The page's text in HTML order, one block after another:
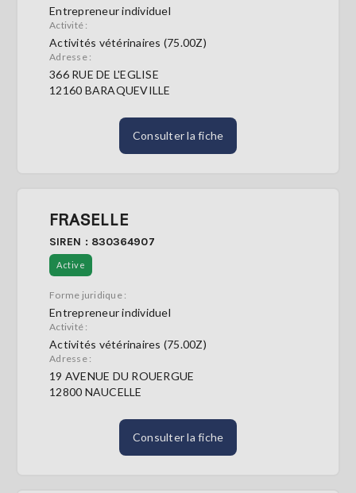
Entrepreneur individuel
Activité :
Activités vétérinaires (75.00Z)
Adresse :
366 RUE DE L'EGLISE
12160 BARAQUEVILLE
Consulter la fiche
FRASELLE
SIREN : 830364907
Active
Forme juridique :
Entrepreneur individuel
Activité :
Activités vétérinaires (75.00Z)
Adresse :
19 AVENUE DU ROUERGUE
12800 NAUCELLE
Consulter la fiche